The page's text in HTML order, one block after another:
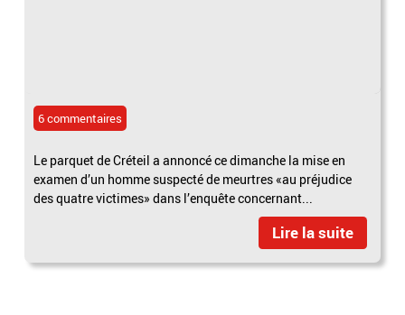
6 commentaires
Le parquet de Créteil a annoncé ce dimanche la mise en
examen d’un homme suspecté de meurtres «au préjudice
des quatre victimes» dans l’enquête concernant...
Lire la suite